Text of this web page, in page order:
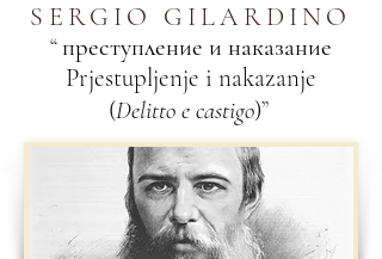
SERGIO GILARDINO
“ преступление и наказание
Prjestupljenje i nakazanje
(Delitto e castigo)”